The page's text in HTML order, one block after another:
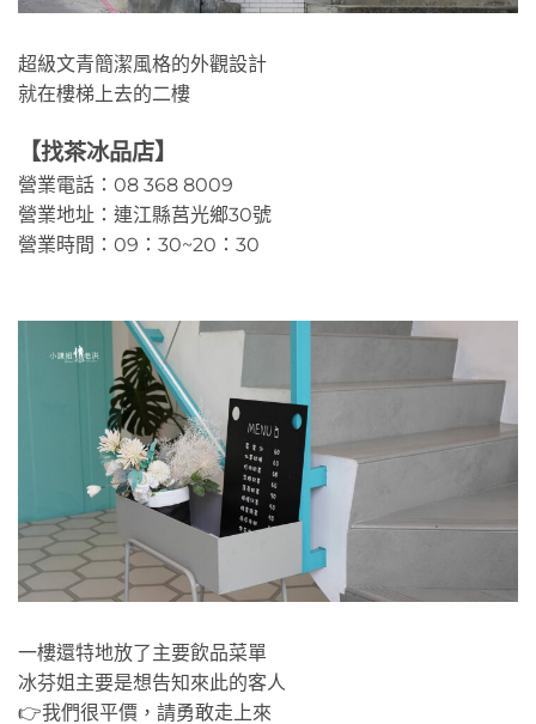
超級文青簡潔風格的外觀設計
就在樓梯上去的二樓
【找茶冰品店】
營業電話：08 368 8009
營業地址：連江縣莒光鄉30號
營業時間：09：30~20：30
一樓還特地放了主要飲品菜單
冰芬姐主要是想告知來此的客人
👉我們很平價，請勇敢走上來